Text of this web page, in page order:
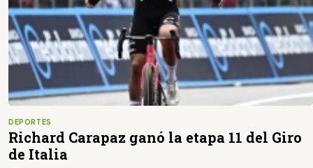
DEPORTES
Richard Carapaz ganó la etapa 11 del Giro
de Italia